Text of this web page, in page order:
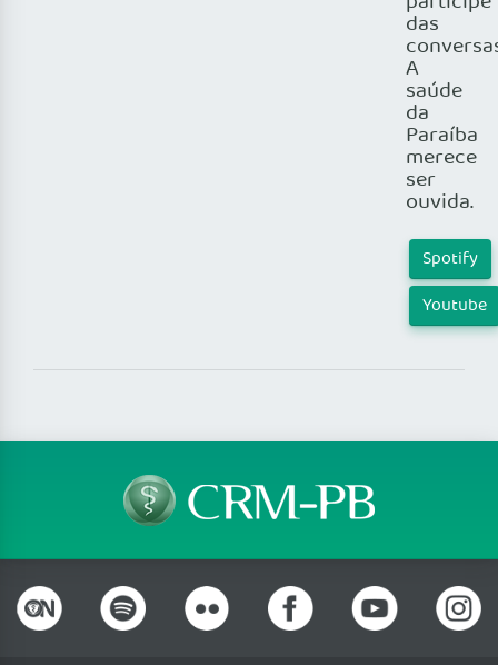
das
A
saúde
da
Paraíba
merece
ser
ouvida.
Spotify
Youtube